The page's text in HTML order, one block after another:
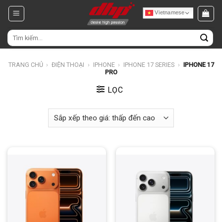
Chuyển
đến
nội
dung
Tìm
kiếm:
TRANG CHỦ › ĐIỆN THOẠI › IPHONE › IPHONE 17 SERIES › IPHONE 17
PRO
LỌC
Vietnamese